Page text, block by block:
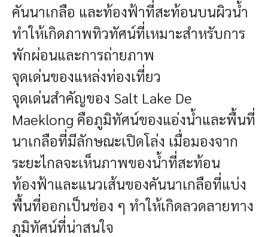
คันนาเกลือ และท้องฟ้าที่สะท้อนบนผิวน้ำ
ทำให้เกิดภาพทิวทัศน์ที่เหมาะสำหรับการ
พักผ่อนและการถ่ายภาพ
จุดเด่นของแหล่งท่องเที่ยว
จุดเด่นสำคัญของ Salt Lake De
Maeklong คือภูมิทัศน์ของแอ่งน้ำและพื้นที่
นาเกลือที่มีลักษณะเปิดโล่ง เมื่อมองจาก
ระยะไกลจะเห็นภาพของน้ำที่สะท้อน
ท้องฟ้าและแนวเส้นของคันนาเกลือที่แบ่ง
พื้นที่ออกเป็นช่อง ๆ ทำให้เกิดลวดลายทาง
ภูมิทัศน์ที่น่าสนใจ